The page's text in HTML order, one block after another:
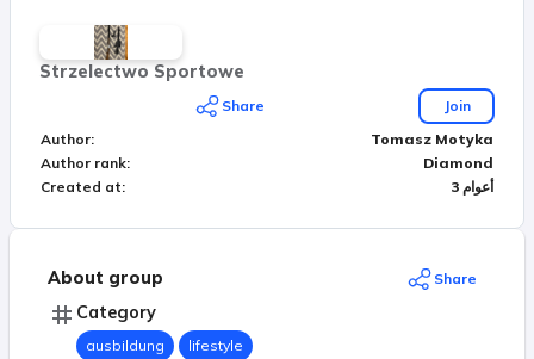
Strzelectwo Sportowe
Share
Join
Author:
Tomasz Motyka
Author rank:
Diamond
Created at: 3 أعوام
About group Share
Category
ausbildung lifestyle